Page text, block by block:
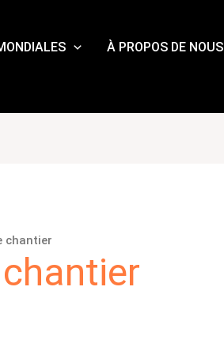
À PROPOS DE NOUS
chantier